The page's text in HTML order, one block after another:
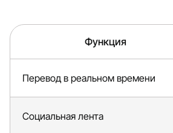
Функция
Перевод в реальном времени
Социальная лента